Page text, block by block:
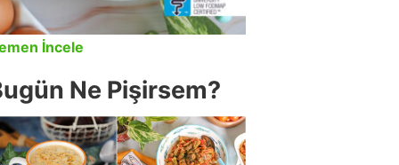
İncele
Ne Pişirsem?